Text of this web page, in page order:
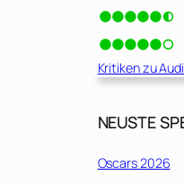
Kritiken zu
NEUSTE
Oscars 2026